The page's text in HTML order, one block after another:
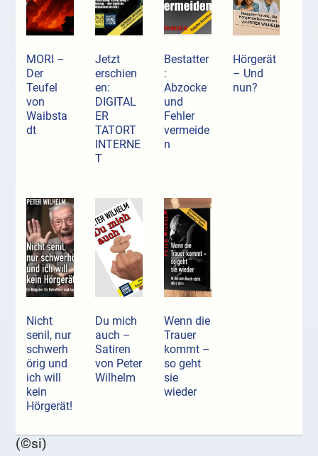
MORI –
Der
Teufel
von
Waibsta
dt
Jetzt
erschien
en:
DIGITAL
ER
TATORT
INTERNE
T
Bestatter
:
Abzocke
und
Fehler
vermeide
n
Hörgerät
– Und
nun?
Nicht
senil, nur
schwerh
örig und
ich will
kein
Hörgerät!
Du mich
auch –
Satiren
von Peter
Wilhelm
Wenn die
Trauer
kommt –
so geht
sie
wieder
(©si)